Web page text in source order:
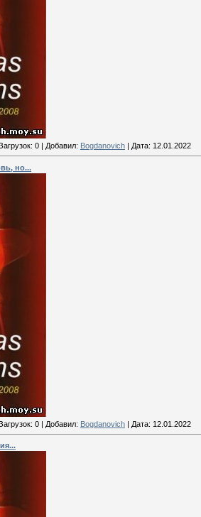
0 | Добавил: Bogdanovich | Дата: 12.01.2022
но...
0 | Добавил: Bogdanovich | Дата: 12.01.2022